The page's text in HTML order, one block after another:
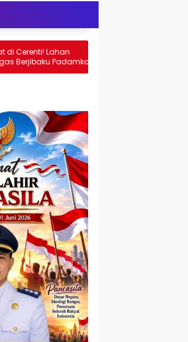
KHS Dikepung Api! Dua Kebakaran Terjadi
Berdekatan — Rumah Warga dan Lahan
Terbakar